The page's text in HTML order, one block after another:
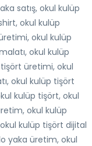
satış, okul kulüp
okul kulüp
okul kulüp
okul kulüp
üretimi, okul
okul kulüp tişört
kulüp tişört, okul
okul kulüp
kulüp tişört dijital
yaka üretim, okul